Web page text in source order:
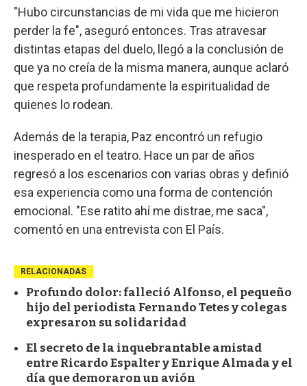
"Hubo circunstancias de mi vida que me hicieron
perder la fe", aseguró entonces. Tras atravesar
distintas etapas del duelo, llegó a la conclusión de
que ya no creía de la misma manera, aunque aclaró
que respeta profundamente la espiritualidad de
quienes lo rodean.
Además de la terapia, Paz encontró un refugio
inesperado en el teatro. Hace un par de años
regresó a los escenarios con varias obras y definió
esa experiencia como una forma de contención
emocional. "Ese ratito ahí me distrae, me saca",
comentó en una entrevista con El País.
RELACIONADAS
Profundo dolor: falleció Alfonso, el pequeño
hijo del periodista Fernando Tetes y colegas
expresaron su solidaridad
El secreto de la inquebrantable amistad
entre Ricardo Espalter y Enrique Almada y el
día que demoraron un avión